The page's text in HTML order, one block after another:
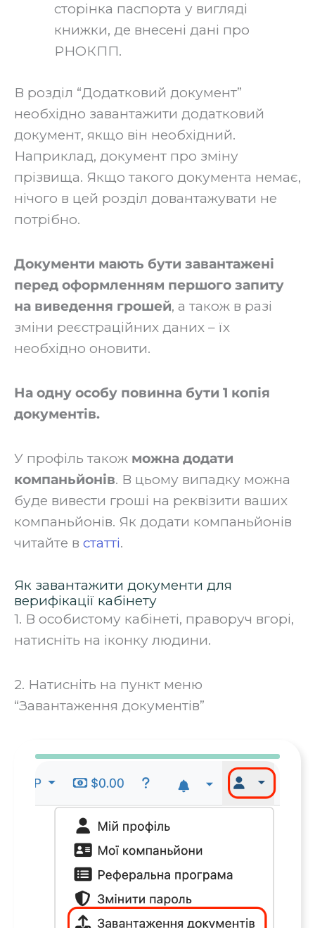
сторінка паспорта у вигляді
книжки, де внесені дані про
РНОКПП.‍
В розділ “Додатковий документ”
необхідно завантажити додатковий
документ, якщо він необхідний.
Наприклад, документ про зміну
прізвища. Якщо такого документа немає,
нічого в цей розділ довантажувати не
потрібно.‍
Документи мають бути завантажені
перед оформленням першого запиту
на виведення грошей, а також в разі
зміни реєстраційних даних – їх
необхідно оновити.‍
На одну особу повинна бути 1 копія
документів.
У профіль також можна додати
компаньйонів. В цьому випадку можна
буде вивести гроші на реквізити ваших
компаньйонів. Як додати компаньйонів
читайте в статті.
Як завантажити документи для
верифікації кабінету
1. В особистому кабінеті, праворуч вгорі,
натисніть на іконку людини.
2. Натисніть на пункт меню
“Завантаження документів”